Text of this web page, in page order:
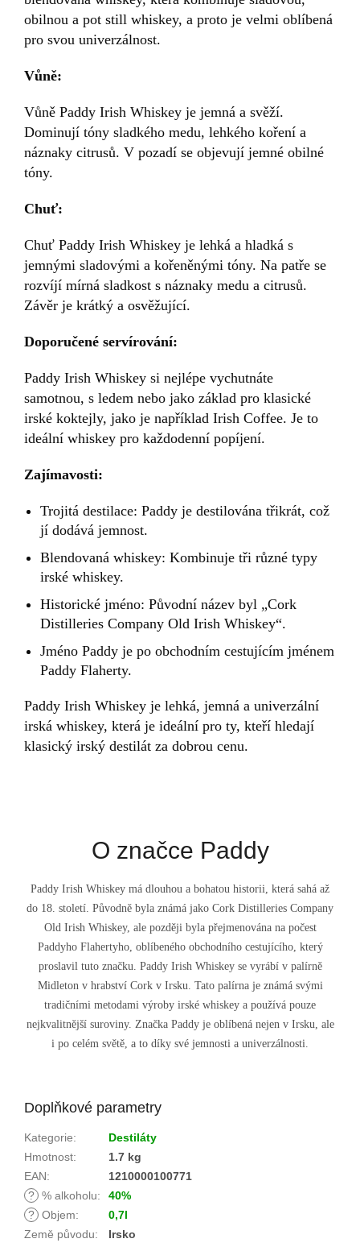
obilnou a pot still whiskey, a proto je velmi oblíbená
pro svou univerzálnost.
Vůně:
Vůně Paddy Irish Whiskey je jemná a svěží.
Dominují tóny sladkého medu, lehkého koření a
náznaky citrusů. V pozadí se objevují jemné obilné
tóny.
Chuť:
Chuť Paddy Irish Whiskey je lehká a hladká s
jemnými sladovými a kořeněnými tóny. Na patře se
rozvíjí mírná sladkost s náznaky medu a citrusů.
Závěr je krátký a osvěžující.
Doporučené servírování:
Paddy Irish Whiskey si nejlépe vychutnáte
samotnou, s ledem nebo jako základ pro klasické
irské koktejly, jako je například Irish Coffee. Je to
ideální whiskey pro každodenní popíjení.
Zajímavosti:
Trojitá destilace: Paddy je destilována třikrát, což
jí dodává jemnost.
Blendovaná whiskey: Kombinuje tři různé typy
irské whiskey.
Historické jméno: Původní název byl „Cork
Distilleries Company Old Irish Whiskey“.
Jméno Paddy je po obchodním cestujícím jménem
Paddy Flaherty.
Paddy Irish Whiskey je lehká, jemná a univerzální
irská whiskey, která je ideální pro ty, kteří hledají
klasický irský destilát za dobrou cenu.
O značce Paddy
Paddy Irish Whiskey má dlouhou a bohatou historii, která sahá až
do 18. století. Původně byla známá jako Cork Distilleries Company
Old Irish Whiskey, ale později byla přejmenována na počest
Paddyho Flahertyho, oblíbeného obchodního cestujícího, který
proslavil tuto značku. Paddy Irish Whiskey se vyrábí v palírně
Midleton v hrabství Cork v Irsku. Tato palírna je známá svými
tradičními metodami výroby irské whiskey a používá pouze
nejkvalitnější suroviny. Značka Paddy je oblíbená nejen v Irsku, ale
i po celém světě, a to díky své jemnosti a univerzálnosti.
Doplňkové parametry
Kategorie:
Destiláty
Hmotnost:
1.7 kg
EAN:
1210000100771
? % alkoholu:
40%
? Objem:
0,7l
Země původu: Irsko